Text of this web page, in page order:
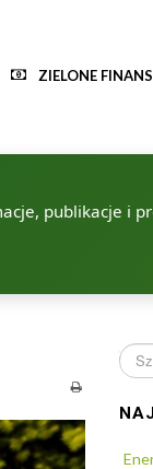
ZIELONE
publikacje i